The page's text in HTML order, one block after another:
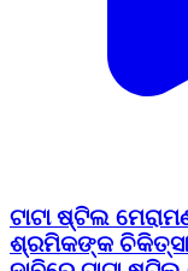
ଟାଟା ଷ୍ଟିଲ
ଶ୍ରମିକଙ୍କ